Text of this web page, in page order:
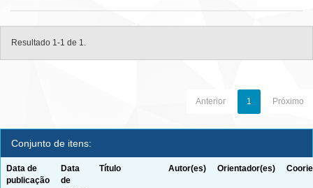
Resultado 1-1 de 1.
Anterior 1 Próximo
Conjunto de itens:
Data de
publicação
Data
de
Título Autor(es) Orientador(es)